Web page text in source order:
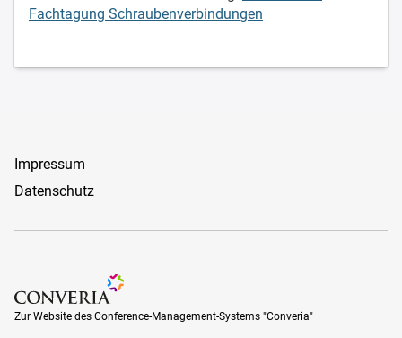
Fachtagung Schraubenverbindungen
Impressum
Datenschutz
Zur Website des Conference-Management-Systems
Zur Website des Conference-Management-Systems "Converia"